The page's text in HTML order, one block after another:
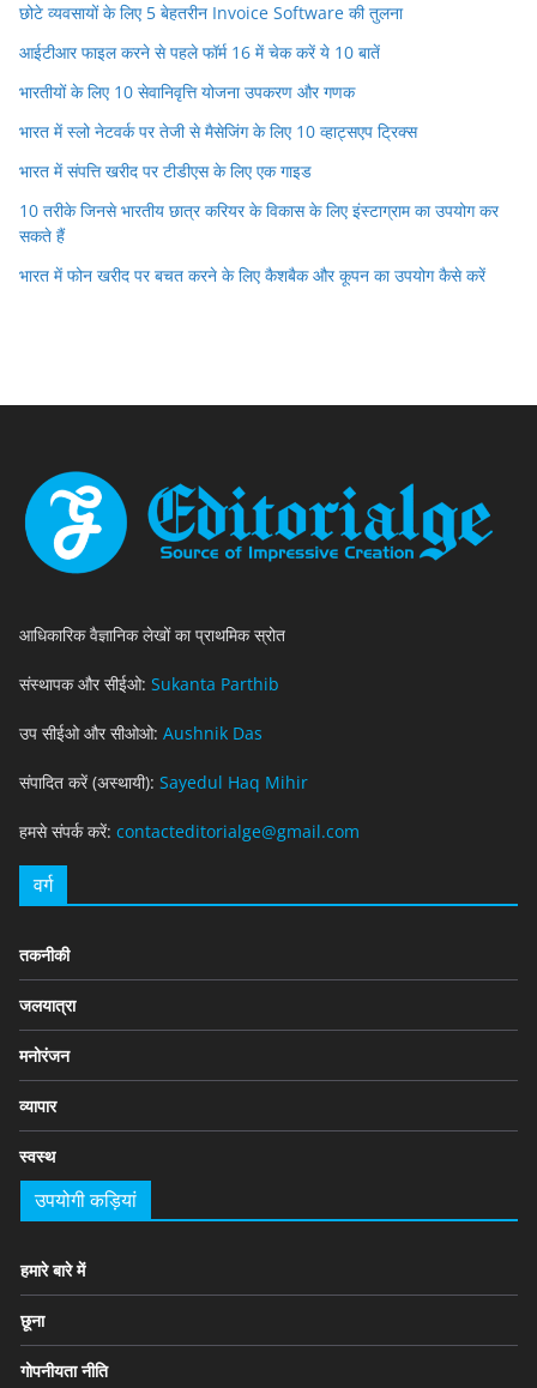
छोटे व्यवसायों के लिए 5 बेहतरीन Invoice Software की तुलना
आईटीआर फाइल करने से पहले फॉर्म 16 में चेक करें ये 10 बातें
भारतीयों के लिए 10 सेवानिवृत्ति योजना उपकरण और गणक
भारत में स्लो नेटवर्क पर तेजी से मैसेजिंग के लिए 10 व्हाट्सएप ट्रिक्स
भारत में संपत्ति खरीद पर टीडीएस के लिए एक गाइड
10 तरीके जिनसे भारतीय छात्र करियर के विकास के लिए इंस्टाग्राम का उपयोग कर
सकते हैं
भारत में फोन खरीद पर बचत करने के लिए कैशबैक और कूपन का उपयोग कैसे करें
आधिकारिक वैज्ञानिक लेखों का प्राथमिक स्रोत
संस्थापक और सीईओ: Sukanta Parthib
उप सीईओ और सीओओ: Aushnik Das
संपादित करें (अस्थायी): Sayedul Haq Mihir
हमसे संपर्क करें: contacteditorialge@gmail.com
वर्ग
तकनीकी
जलयात्रा
मनोरंजन
व्यापार
स्वस्थ
उपयोगी कड़ियां
हमारे बारे में
छूना
गोपनीयता नीति